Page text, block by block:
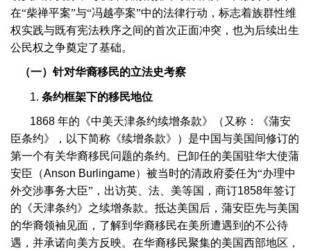
在“柴禅平案”与“冯越亭案”中的法律行动，标志着族群性维
权实践与既有宪法秩序之间的首次正面冲突，也为后续出生
公民权之争奠定了基础。
（一）针对华裔移民的立法史考察
1. 条约框架下的移民地位
1868 年的《中美天津条约续增条款》（又称：《蒲安
臣条约》，以下简称《续增条款》）是中国与美国间修订的
第一个有关华裔移民问题的条约。已卸任的美国驻华大使蒲
安臣（Anson Burlingame）被当时的清政府委任为“办理中
外交涉事务大臣”，出访英、法、美等国，商订1858年签订
的《天津条约》之续增条款。抵达美国后，蒲安臣先与美国
的华裔领袖见面，了解到华裔移民在美所遭遇到的不公待
遇，并承诺向美方反映。在华裔移民聚集的美国西部地区，